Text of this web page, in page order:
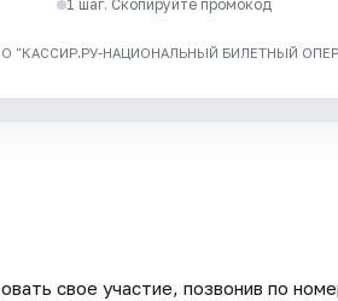
1 шаг. Скопируйте промокод
"КАССИР.РУ-НАЦИОНАЛЬНЫЙ БИЛЕТНЫЙ
свое участие, позвонив по